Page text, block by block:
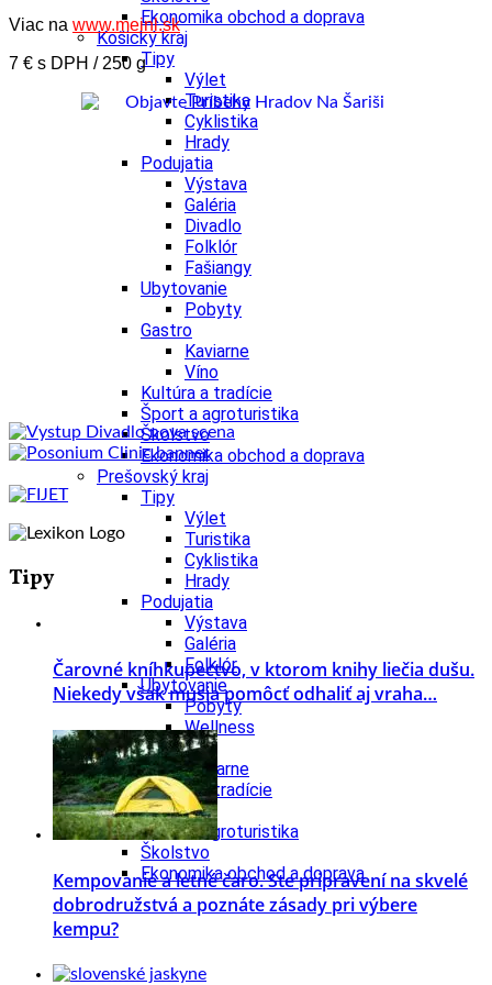
Ekonomika obchod a doprava
Košický kraj
Tipy
Výlet
Turistika
Cyklistika
Hrady
Podujatia
Výstava
Galéria
Divadlo
Folklór
Fašiangy
Ubytovanie
Pobyty
Gastro
Kaviarne
Víno
Kultúra a tradície
Šport a agroturistika
Školstvo
Ekonomika obchod a doprava
Prešovský kraj
Tipy
Výlet
Turistika
Cyklistika
Hrady
Podujatia
Výstava
Galéria
Folklór
Ubytovanie
Pobyty
Wellness
Gastro
Kaviarne
Kultúra a tradície
Kúpele
Šport a agroturistika
Školstvo
Ekonomika obchod a doprava
Viac na www.meinl.sk
7 € s DPH / 250 g
Tipy
Čarovné kníhkupectvo, v ktorom knihy liečia dušu.
Niekedy však musia pomôcť odhaliť aj vraha…
Kempovanie a letné čaro. Ste pripravení na skvelé
dobrodružstvá a poznáte zásady pri výbere
kempu?